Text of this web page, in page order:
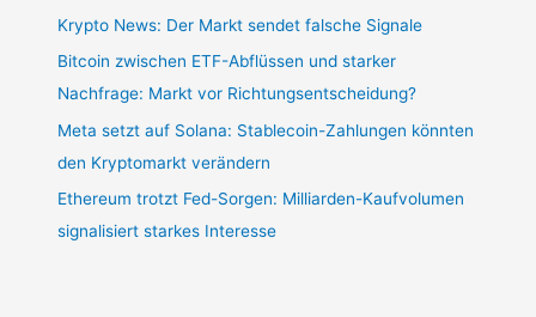
Krypto News: Der Markt sendet falsche Signale
Bitcoin zwischen ETF-Abflüssen und starker
Nachfrage: Markt vor Richtungsentscheidung?
Meta setzt auf Solana: Stablecoin-Zahlungen könnten
den Kryptomarkt verändern
Ethereum trotzt Fed-Sorgen: Milliarden-Kaufvolumen
signalisiert starkes Interesse